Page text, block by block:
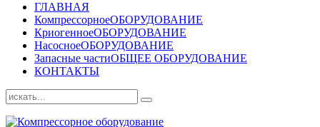
ГЛАВНАЯ
КомпрессорноеОБОРУДОВАНИЕ
КриогенноеОБОРУДОВАНИЕ
НасосноеОБОРУДОВАНИЕ
Запасные частиОБЩЕЕ ОБОРУДОВАНИЕ
КОНТАКТЫ